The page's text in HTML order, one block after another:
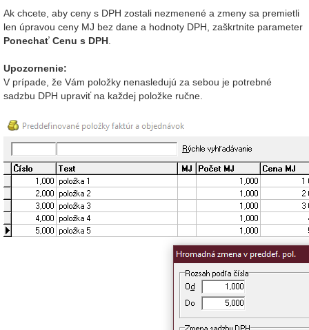
Ak chcete, aby ceny s DPH zostali nezmenené a zmeny sa premietli
len úpravou ceny MJ bez dane a hodnoty DPH, zaškrtnite parameter
Ponechať Cenu s DPH
Upozornenie:
V prípade, že Vám položky nenasledujú za sebou je potrebné
sadzbu DPH upraviť na každej položke ručne.